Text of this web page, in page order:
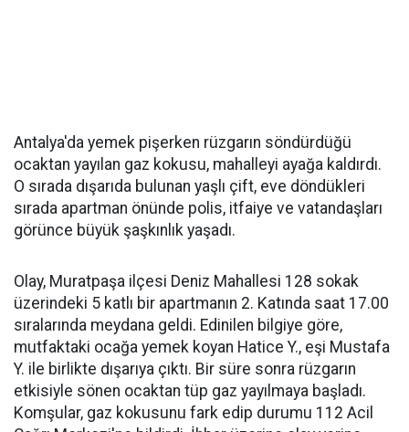
Antalya'da yemek pişerken rüzgarın söndürdüğü
ocaktan yayılan gaz kokusu, mahalleyi ayağa kaldırdı.
O sırada dışarıda bulunan yaşlı çift, eve döndükleri
sırada apartman önünde polis, itfaiye ve vatandaşları
görünce büyük şaşkınlık yaşadı.
Olay, Muratpaşa ilçesi Deniz Mahallesi 128 sokak
üzerindeki 5 katlı bir apartmanın 2. Katında saat 17.00
sıralarında meydana geldi. Edinilen bilgiye göre,
mutfaktaki ocağa yemek koyan Hatice Y., eşi Mustafa
Y. ile birlikte dışarıya çıktı. Bir süre sonra rüzgarın
etkisiyle sönen ocaktan tüp gaz yayılmaya başladı.
Komşular, gaz kokusunu fark edip durumu 112 Acil